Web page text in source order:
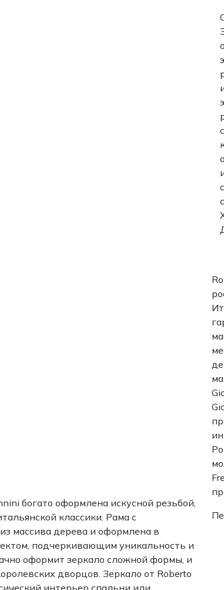
богато оформлена искусной резьбой,
классики. Рама с
массива дерева и оформлена в
подчеркивающим уникальность и
оформит зеркало сложной формы, и
дворцов. Зеркало от Roberto
интерьер спальни или